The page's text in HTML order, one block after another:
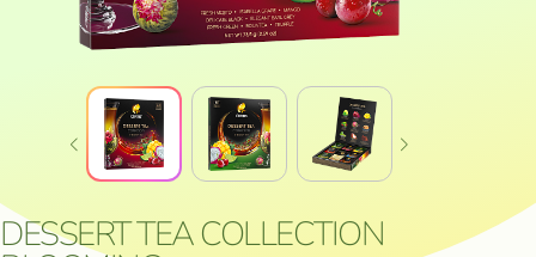
DESSERT TEA COLLECTION